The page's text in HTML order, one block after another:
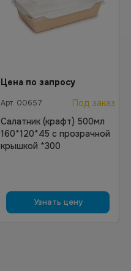
Цена по запросу
Арт. 00657
Под заказ
Салатник (крафт) 500мл
160*120*45 с прозрачной
крышкой *300
Узнать цену